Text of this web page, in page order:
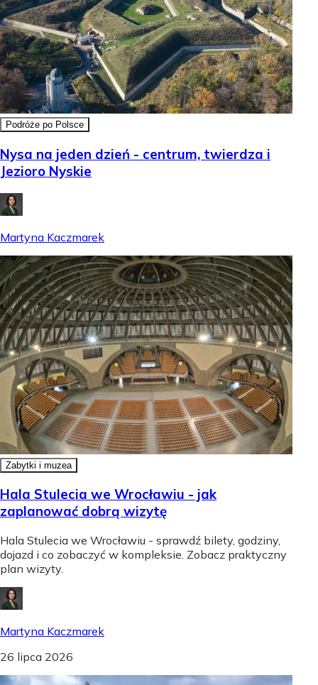
Podróże po Polsce
Nysa na jeden dzień - centrum, twierdza i
Jezioro Nyskie
Martyna Kaczmarek
Zabytki i muzea
Hala Stulecia we Wrocławiu - jak
zaplanować dobrą wizytę
Hala Stulecia we Wrocławiu - sprawdź bilety, godziny,
dojazd i co zobaczyć w kompleksie. Zobacz praktyczny
plan wizyty.
Martyna Kaczmarek
26 lipca 2026